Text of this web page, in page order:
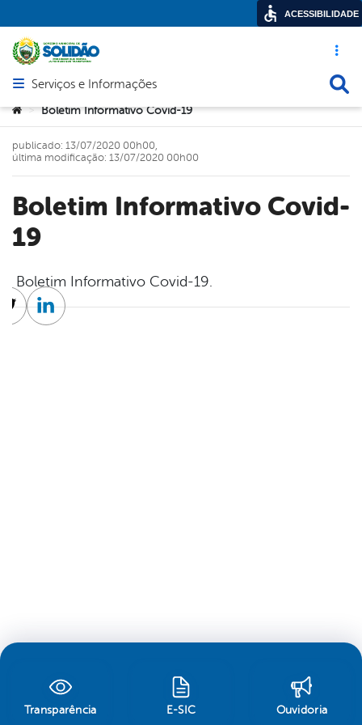
Acesso
Abrir menu principal de navegação
Serviços e Informações
Você está aqui:
> Boletim Informativo Covid-19
Boletim Informativo Covid-
19
publicado: 13/07/2020 00h00,
última modificação: 13/07/2020 00h00
Boletim Informativo Covid-19.
TwitterLinkedin
Transparência E-SIC Ouvidoria
ACESSIBILIDADE